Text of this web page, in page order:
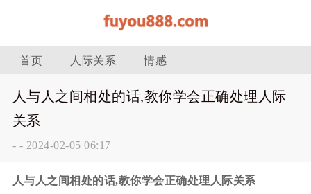
首页 人际关系 情感
人与人之间相处的话,教你学会正确处理人际
关系
- - 2024-02-05 06:17
人与人之间相处的话,教你学会正确处理人际关系